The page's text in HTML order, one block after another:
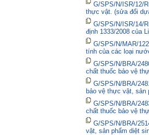
G/SPS/N/ISR/12/
thực vật. (sửa đổi
G/SPS/N/ISR/14/
định 1333/2008 của
G/SPS/N/MAR/
tính của các loại
G/SPS/N/BRA/
chất thuốc bảo vệ
G/SPS/N/BRA/
bảo vệ thực vật, sản
G/SPS/N/BRA/
chất thuốc bảo vệ
G/SPS/N/BRA/
vật, sản phẩm diệt